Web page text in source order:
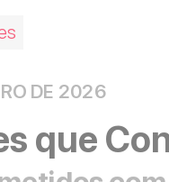
DE 2026
que